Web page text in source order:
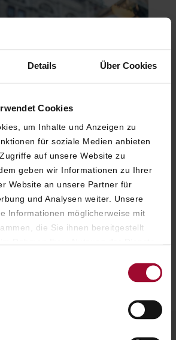
Details Über Cookies
Cookies
um Inhalte und Anzeigen zu
für soziale Medien anbieten
auf unsere Website zu
geben wir Informationen zu Ihrer
Website an unsere Partner für
und Analysen weiter. Unsere
Informationen möglicherweise mit
die Sie ihnen bereitgestellt